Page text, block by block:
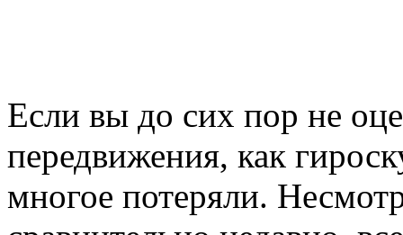
Если вы до сих пор не
передвижения, как
многое потеряли.